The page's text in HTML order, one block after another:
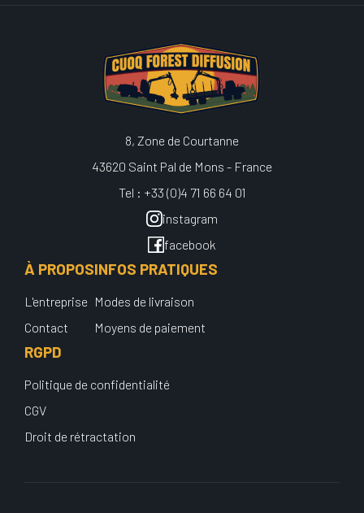
8, Zone de Courtanne
43620 Saint Pal de Mons - France
Tel : +33 (0)4 71 66 64 01
instagram
facebook
À PROPOS
L'entreprise
Contact
INFOS PRATIQUES
Modes de livraison
Moyens de paiement
RGPD
Politique de confidentialité
CGV
Droit de rétractation